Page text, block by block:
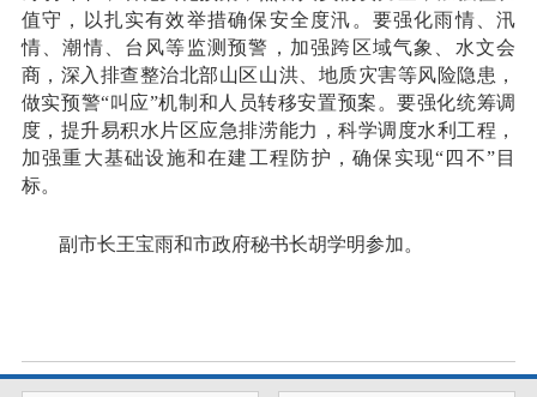
值守，以扎实有效举措确保安全度汛。要强化雨情、汛
情、潮情、台风等监测预警，加强跨区域气象、水文会
商，深入排查整治北部山区山洪、地质灾害等风险隐患，
做实预警“叫应”机制和人员转移安置预案。要强化统筹调
度，提升易积水片区应急排涝能力，科学调度水利工程，
加强重大基础设施和在建工程防护，确保实现“四不”目
标。
副市长王宝雨和市政府秘书长胡学明参加。